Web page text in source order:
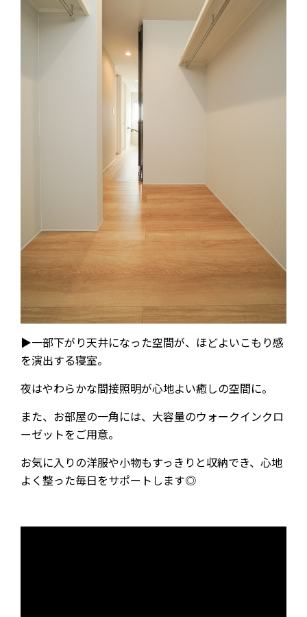
▶一部下がり天井になった空間が、ほどよいこもり感
を演出する寝室。
夜はやわらかな間接照明が心地よい癒しの空間に。
また、お部屋の一角には、大容量のウォークインクロ
ーゼットをご用意。
お気に入りの洋服や小物もすっきりと収納でき、心地
よく整った毎日をサポートします◎